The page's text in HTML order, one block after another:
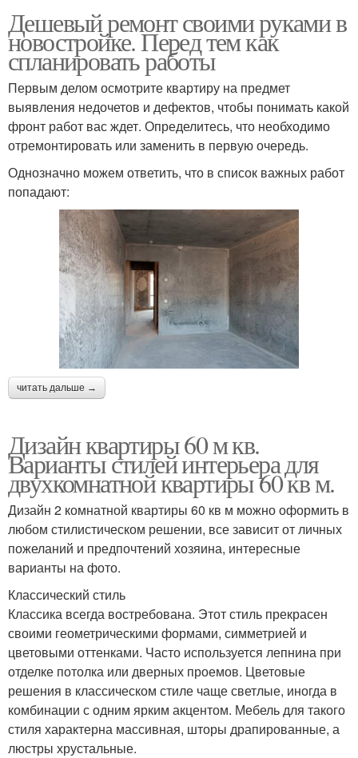
Дешевый ремонт своими руками в
новостройке. Перед тем как
спланировать работы
Первым делом осмотрите квартиру на предмет
выявления недочетов и дефектов, чтобы понимать какой
фронт работ вас ждет. Определитесь, что необходимо
отремонтировать или заменить в первую очередь.
Однозначно можем ответить, что в список важных работ
попадают:
читать дальше →
Дизайн квартиры 60 м кв.
Варианты стилей интерьера для
двухкомнатной квартиры 60 кв м.
Дизайн 2 комнатной квартиры 60 кв м можно оформить в
любом стилистическом решении, все зависит от личных
пожеланий и предпочтений хозяина, интересные
варианты на фото.
Классический стиль
Классика всегда востребована. Этот стиль прекрасен
своими геометрическими формами, симметрией и
цветовыми оттенками. Часто используется лепнина при
отделке потолка или дверных проемов. Цветовые
решения в классическом стиле чаще светлые, иногда в
комбинации с одним ярким акцентом. Мебель для такого
стиля характерна массивная, шторы драпированные, а
люстры хрустальные.